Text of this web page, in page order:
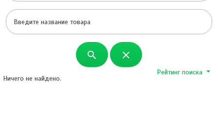
search close
Рейтинг поиска
Ничего не найдено.